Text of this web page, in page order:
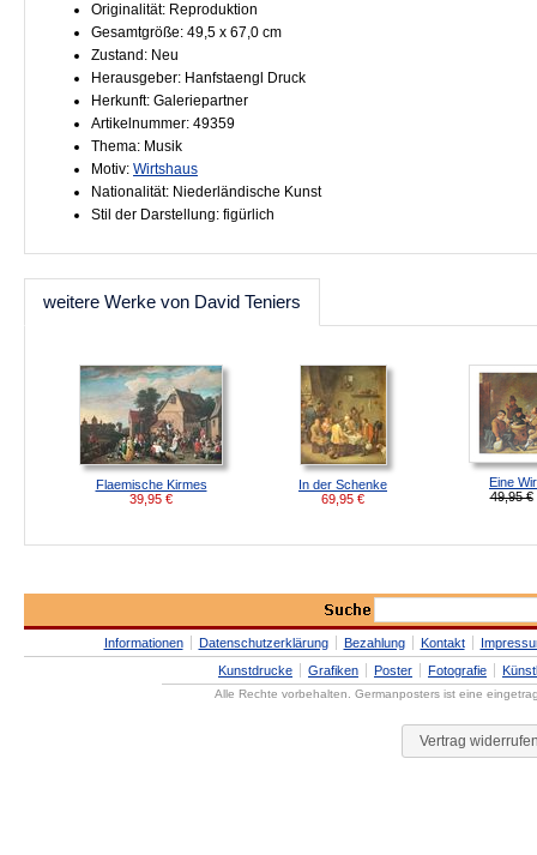
Originalität: Reproduktion
Gesamtgröße: 49,5 x 67,0 cm
Zustand: Neu
Herausgeber: Hanfstaengl Druck
Herkunft: Galeriepartner
Artikelnummer: 49359
Thema: Musik
Motiv: Wirtshaus
Nationalität: Niederländische Kunst
Stil der Darstellung: figürlich
weitere Werke von David Teniers
Flaemische Kirmes
39,95 €
In der Schenke
69,95 €
Eine
49,95 €
Informationen Datenschutzerklärung Bezahlung Kontakt
Kunstdrucke
Grafiken Poster Fotografie
Alle Rechte vorbehalten. Germanposters ist eine
Vertrag